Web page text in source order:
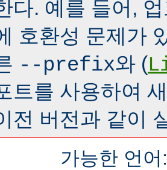
다. 예를 들어,
호환성 문제가
--prefix와 (
트를 사용하여
전 버전과 같이
가능한 언